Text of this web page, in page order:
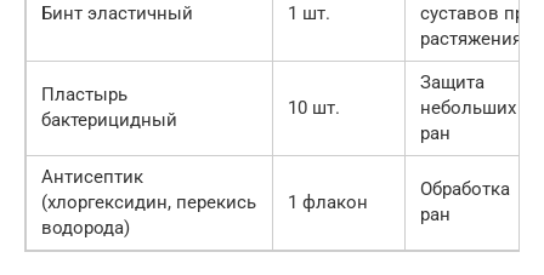
Бинт эластичный 1 шт.
суставов при
растяжениях
Пластырь
бактерицидный
10 шт.
Защита
небольших
ран
Антисептик
(хлоргексидин, перекись
водорода)
1 флакон
Обработка
ран